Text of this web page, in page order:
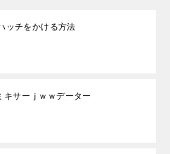
ッチをかける方法
キサーｊｗｗデーター